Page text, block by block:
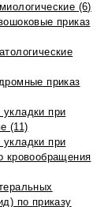
(6)
приказ
приказ
при
(11)
при
кровообращения
по приказу